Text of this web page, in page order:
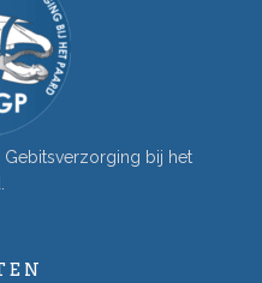
bij het